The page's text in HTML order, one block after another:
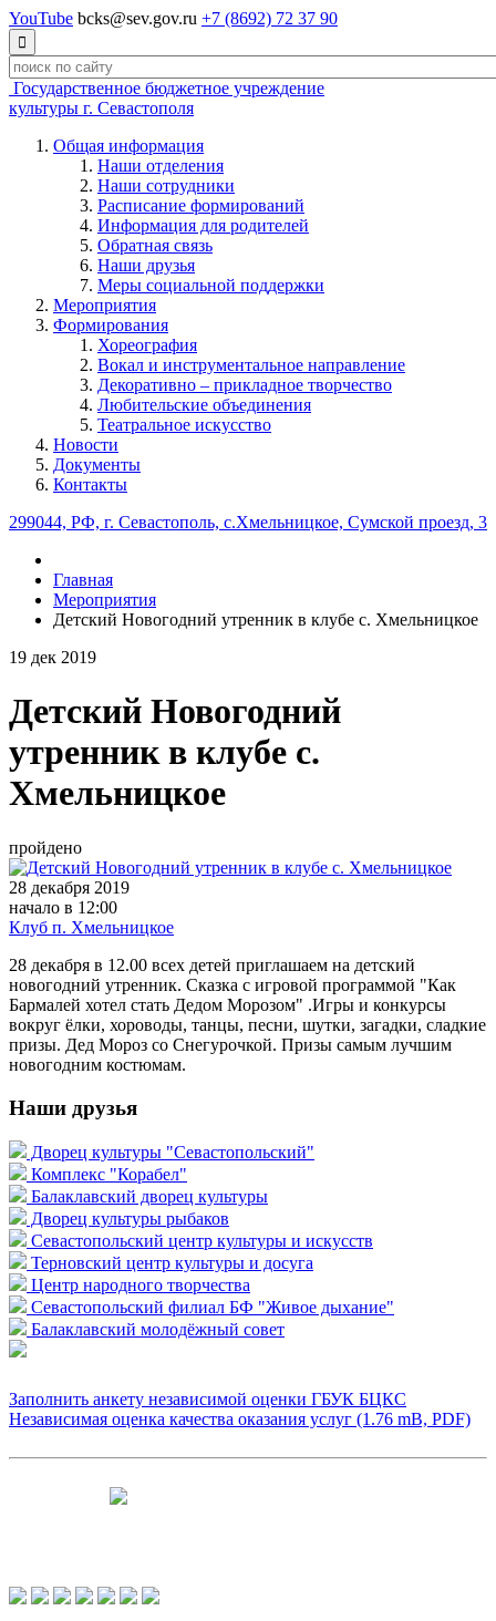
YouTube bcks@sev.gov.ru +7 (8692) 72 37 90

Государственное бюджетное учреждение
культуры г. Севастополя
Общая информация
Наши отделения
Наши сотрудники
Расписание формирований
Информация для родителей
Обратная связь
Наши друзья
Меры социальной поддержки
Мероприятия
Формирования
Хореография
Вокал и инструментальное направление
Декоративно – прикладное творчество
Любительские объединения
Театральное искусство
Новости
Документы
Контакты
299044, РФ, г. Севастополь, с.Хмельницкое, Сумской проезд, 3
Главная
Мероприятия
Детский Новогодний утренник в клубе с. Хмельницкое
19 дек 2019
Детский Новогодний
утренник в клубе с.
Хмельницкое
пройдено
28 декабря 2019
начало в 12:00
Клуб п. Хмельницкое
28 декабря в 12.00 всех детей приглашаем на детский
новогодний утренник. Сказка с игровой программой "Как
Бармалей хотел стать Дедом Морозом" .Игры и конкурсы
вокруг ёлки, хороводы, танцы, песни, шутки, загадки, сладкие
призы. Дед Мороз со Снегурочкой. Призы самым лучшим
новогодним костюмам.
Наши друзья
Дворец культуры "Севастопольский"
Комплекс "Корабел"
Балаклавский дворец культуры
Дворец культуры рыбаков
Севастопольский центр культуры и искусств
Терновский центр культуры и досуга
Центр народного творчества
Севастопольский филиал БФ "Живое дыхание"
Балаклавский молодёжный совет
Заполнить анкету независимой оценки ГБУК БЦКС
Независимая оценка качества оказания услуг (1.76 mB, PDF)